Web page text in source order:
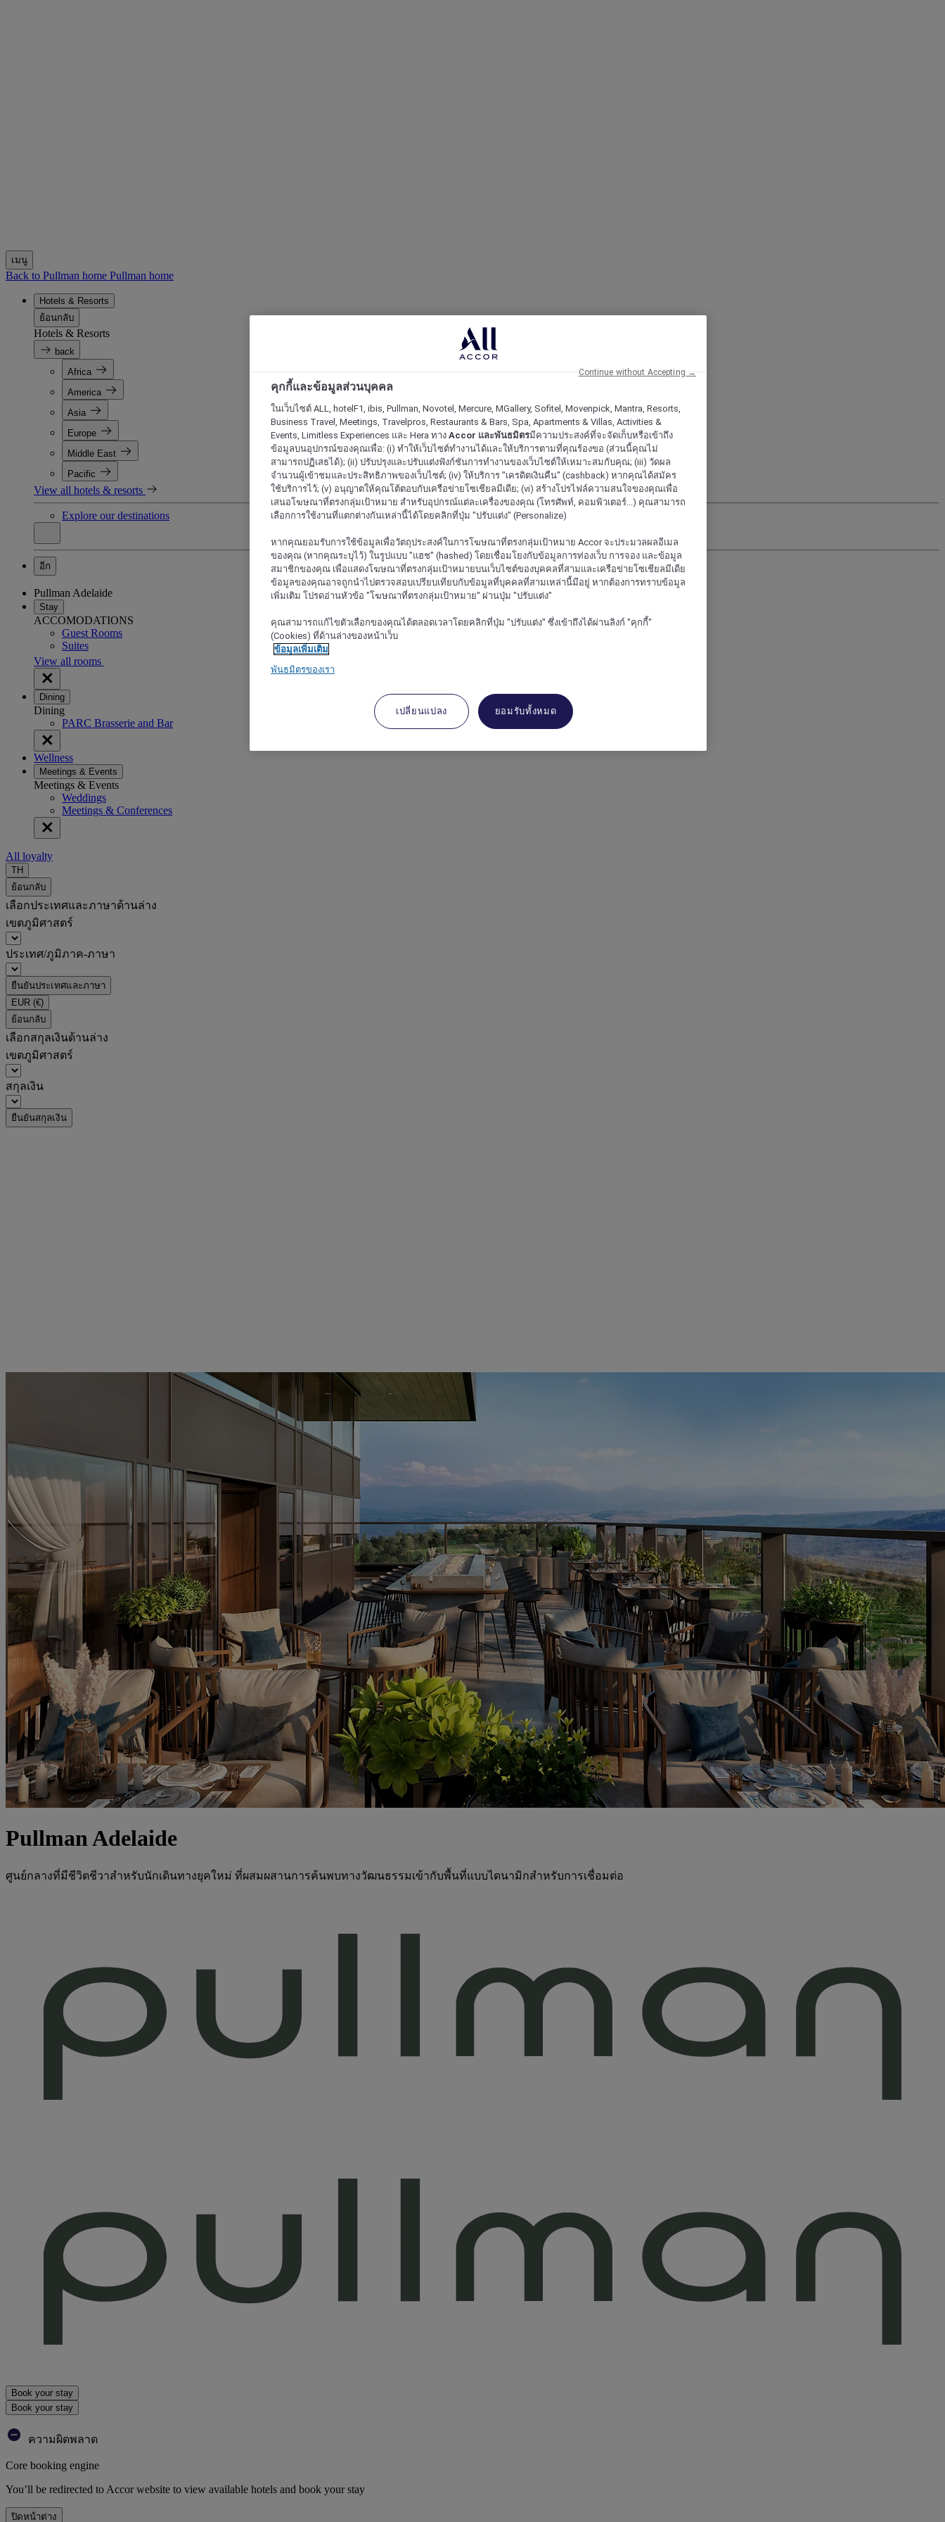
เมนู
Back to Pullman home Pullman home
Hotels & Resorts
ย้อนกลับ
Hotels & Resorts
back
Africa
America
Asia
Europe
Middle East
Pacific
View all hotels & resorts
Explore our destinations
อีก
Pullman Adelaide
Stay
ACCOMODATIONS
Guest Rooms
Suites
View all rooms
Dining
Dining
PARC Brasserie and Bar
Wellness
Meetings & Events
Meetings & Events
Weddings
Meetings & Conferences
All loyalty
TH
ย้อนกลับ
เลือกประเทศและภาษาด้านล่าง
เขตภูมิศาสตร์
ประเทศ/ภูมิภาค-ภาษา
ยืนยันประเทศและภาษา
EUR (€)
ย้อนกลับ
เลือกสกุลเงินด้านล่าง
เขตภูมิศาสตร์
สกุลเงิน
ยืนยันสกุลเงิน
Pullman Adelaide
ศูนย์กลางที่มีชีวิตชีวาสำหรับนักเดินทางยุคใหม่ ที่ผสมผสานการค้นพบทางวัฒนธรรมเข้ากับพื้นที่แบบไดนามิกสำหรับการเชื่อมต่อ
Book your stay
Book your stay
ความผิดพลาด
Core booking engine
You’ll be redirected to Accor website to view available hotels and book your stay
ปิดหน้าต่าง
คุกกี้และข้อมูลส่วนบุคคล
ในเว็บไซต์ ALL, hotelF1, ibis, Pullman, Novotel, Mercure, MGallery, Sofitel, Movenpick, Mantra, Resorts,
Business Travel, Meetings, Travelpros, Restaurants & Bars, Spa, Apartments & Villas, Activities &
Events, Limitless Experiences และ Hera ทาง Accor และพันธมิตรมีความประสงค์ที่จะจัดเก็บหรือเข้าถึง
ข้อมูลบนอุปกรณ์ของคุณเพื่อ: (i) ทำให้เว็บไซต์ทำงานได้และให้บริการตามที่คุณร้องขอ (ส่วนนี้คุณไม่
สามารถปฏิเสธได้); (ii) ปรับปรุงและปรับแต่งฟังก์ชันการทำงานของเว็บไซต์ให้เหมาะสมกับคุณ; (iii) วัดผล
จำนวนผู้เข้าชมและประสิทธิภาพของเว็บไซต์; (iv) ให้บริการ "เครดิตเงินคืน" (cashback) หากคุณได้สมัคร
ใช้บริการไว้; (v) อนุญาตให้คุณโต้ตอบกับเครือข่ายโซเชียลมีเดีย; (vi) สร้างโปรไฟล์ความสนใจของคุณเพื่อ
เสนอโฆษณาที่ตรงกลุ่มเป้าหมาย สำหรับอุปกรณ์แต่ละเครื่องของคุณ (โทรศัพท์, คอมพิวเตอร์...) คุณสามารถ
เลือกการใช้งานที่แตกต่างกันเหล่านี้ได้โดยคลิกที่ปุ่ม "ปรับแต่ง" (Personalize)
หากคุณยอมรับการใช้ข้อมูลเพื่อวัตถุประสงค์ในการโฆษณาที่ตรงกลุ่มเป้าหมาย Accor จะประมวลผลอีเมล
ของคุณ (หากคุณระบุไว้) ในรูปแบบ "แฮช" (hashed) โดยเชื่อมโยงกับข้อมูลการท่องเว็บ การจอง และข้อมูล
สมาชิกของคุณ เพื่อแสดงโฆษณาที่ตรงกลุ่มเป้าหมายบนเว็บไซต์ของบุคคลที่สามและเครือข่ายโซเชียลมีเดีย
ข้อมูลของคุณอาจถูกนำไปตรวจสอบเปรียบเทียบกับข้อมูลที่บุคคลที่สามเหล่านี้มีอยู่ หากต้องการทราบข้อมูล
เพิ่มเติม โปรดอ่านหัวข้อ "โฆษณาที่ตรงกลุ่มเป้าหมาย" ผ่านปุ่ม "ปรับแต่ง"
คุณสามารถแก้ไขตัวเลือกของคุณได้ตลอดเวลาโดยคลิกที่ปุ่ม "ปรับแต่ง" ซึ่งเข้าถึงได้ผ่านลิงก์ "คุกกี้"
(Cookies) ที่ด้านล่างของหน้าเว็บ
ข้อมูลเพิ่มเติม
พันธมิตรของเรา
เปลี่ยนแปลง ยอมรับทั้งหมด
Continue without Accepting →